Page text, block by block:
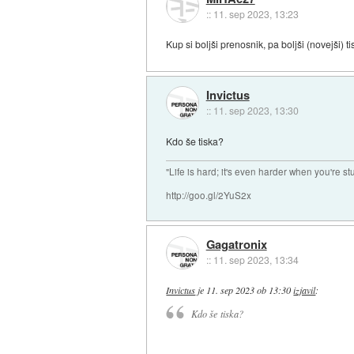
:: 11. sep 2023, 13:23
Kup si boljši prenosnik, pa boljši (novejši)
Invictus
:: 11. sep 2023, 13:30
Kdo še tiska?
"Life is hard; it's even harder when you're
http://goo.gl/2YuS2x
Gagatronix
:: 11. sep 2023, 13:34
Invictus je 11. sep 2023 ob 13:30 izjavil:
Kdo še tiska?